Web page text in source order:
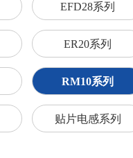
EFD28系列
ER20系列
RM10系列
贴片电感系列